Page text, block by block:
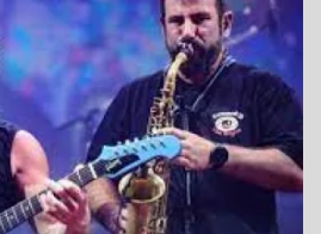
alrededor de 30 canciones y
se refirió al presidente.